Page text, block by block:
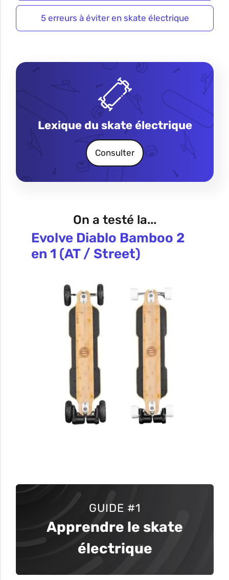
5 erreurs à éviter en skate électrique
Lexique du skate électrique
Consulter
On a testé la...
Evolve Diablo Bamboo 2
en 1 (AT / Street)
GUIDE #1
Apprendre le skate
électrique